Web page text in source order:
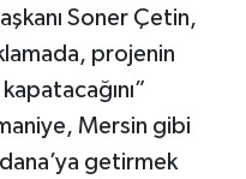
Soner Çetin,
projenin
Mersin gibi
getirmek